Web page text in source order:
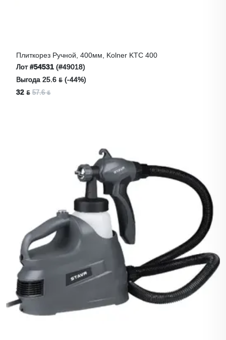
Плиткорез Ручной, 400мм, Kolner KTC 400
Лот#54531 (#49018)
Выгода 25.6 ƃ (-44%)
32 ƃ 57.6 ƃ